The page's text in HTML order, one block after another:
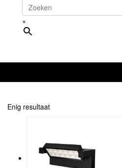
×
Enig resultaat